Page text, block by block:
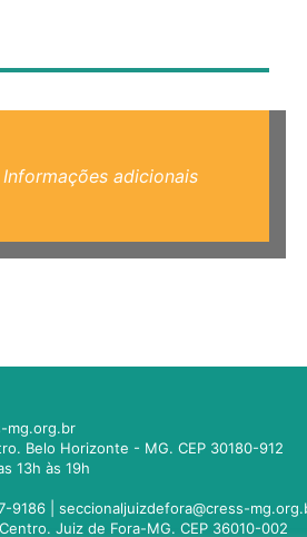
Informações adicionais
mg.org.br
Belo Horizonte - MG. CEP 30180-912
13h às 19h
9186 |seccionaljuizdefora@cress-
Juiz de Fora-MG. CEP 36010-002